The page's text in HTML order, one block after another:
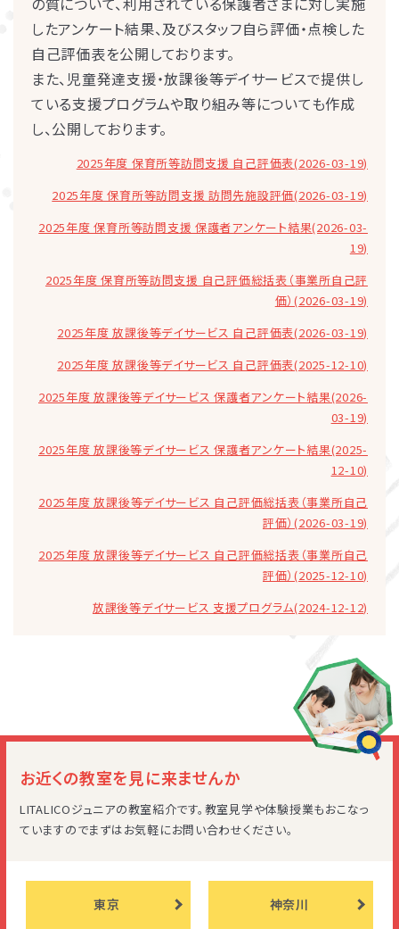
したアンケート結果、及びスタッフ自ら評価・点検した
自己評価表を公開しております。
また、児童発達支援・放課後等デイサービスで提供し
ている支援プログラムや取り組み等についても作成
し、公開しております。
2025年度 保育所等訪問支援 自己評価表(2026-03-19)
2025年度 保育所等訪問支援 訪問先施設評価(2026-03-19)
2025年度 保育所等訪問支援 保護者アンケート結果(2026-03-
19)
2025年度 保育所等訪問支援 自己評価総括表（事業所自己評
価）(2026-03-19)
2025年度 放課後等デイサービス 自己評価表(2026-03-19)
2025年度 放課後等デイサービス 自己評価表(2025-12-10)
2025年度 放課後等デイサービス 保護者アンケート結果(2026-
03-19)
2025年度 放課後等デイサービス 保護者アンケート結果(2025-
12-10)
2025年度 放課後等デイサービス 自己評価総括表（事業所自己
評価）(2026-03-19)
2025年度 放課後等デイサービス 自己評価総括表（事業所自己
評価）(2025-12-10)
放課後等デイサービス 支援プログラム(2024-12-12)
お近くの教室を見に来ませんか
LITALICOジュニアの教室紹介です。教室見学や体験授業もおこなっ
ていますのでまずはお気軽にお問い合わせください。
東京 神奈川